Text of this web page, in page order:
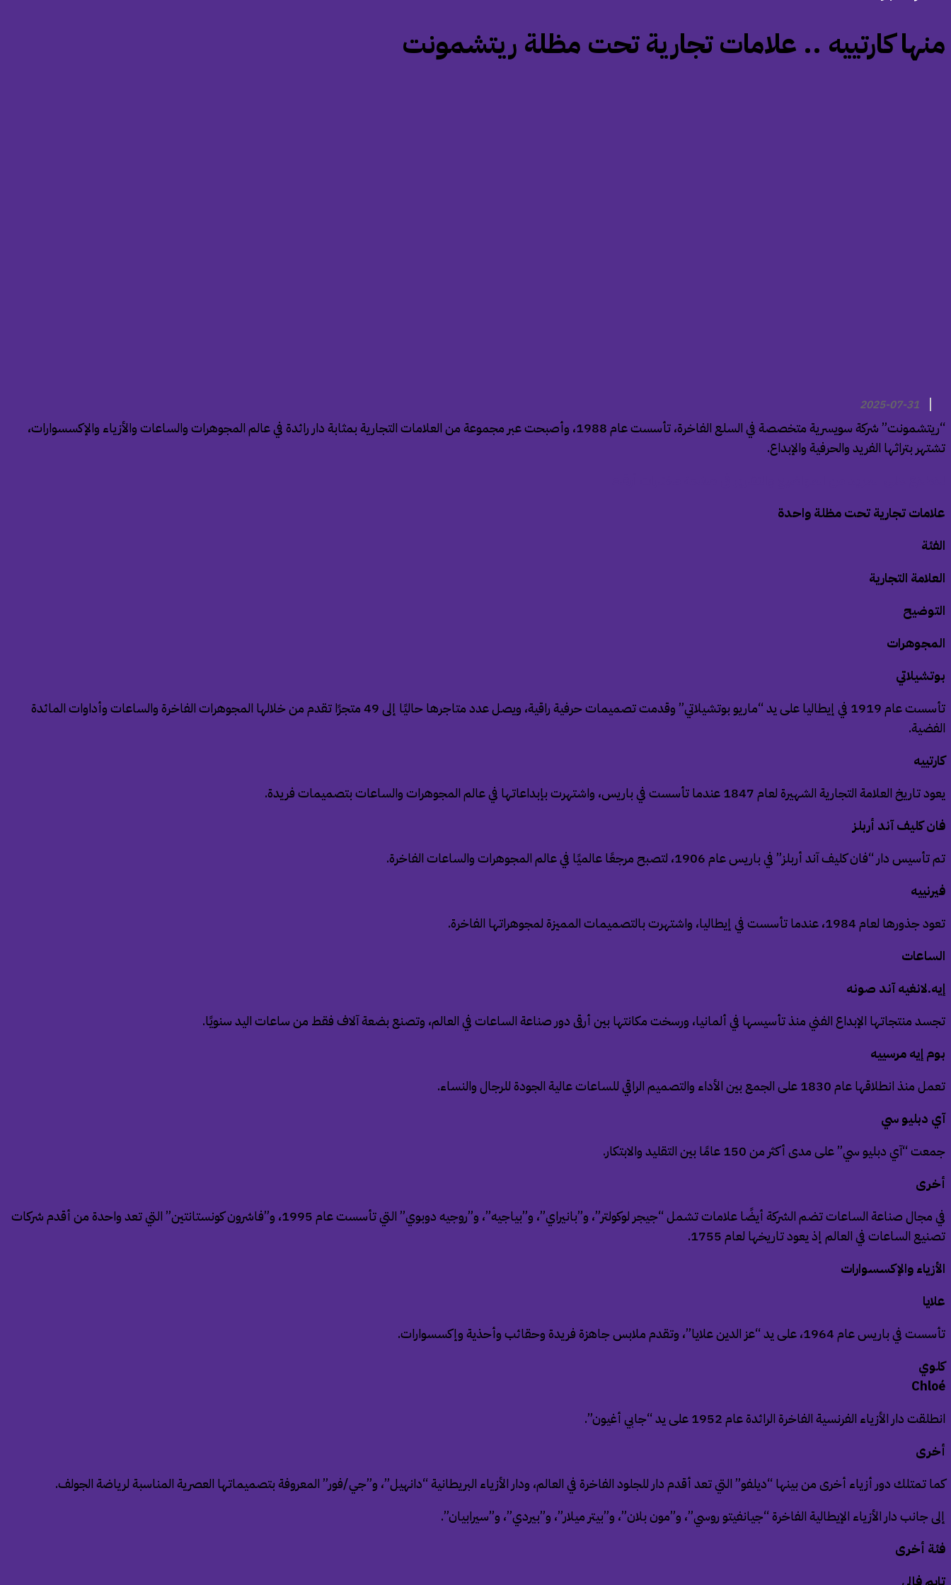
‏منها كارتييه .. علامات تجارية تحت مظلة ريتشمونت
2025-07-31
“ريتشمونت” شركة سويسرية متخصصة في السلع الفاخرة، تأسست عام 1988، وأصبحت عبر مجموعة من العلامات التجارية بمثابة دار رائدة في عالم المجوهرات والساعات والأزياء والإكسسوارات،
تشتهر بتراثها الفريد والحرفية والإبداع.
علامات تجارية تحت مظلة واحدة
الفئة
العلامة التجارية
التوضيح
المجوهرات
بوتشيلاتي
تأسست عام 1919 في إيطاليا على يد “ماريو بوتشيلاتي” وقدمت تصميمات حرفية راقية، ويصل عدد متاجرها حاليًا إلى 49 متجرًا تقدم من خلالها المجوهرات الفاخرة والساعات وأداوات المائدة
الفضية.
كارتييه
يعود تاريخ العلامة التجارية الشهيرة لعام 1847 عندما تأسست في باريس، واشتهرت بإبداعاتها في عالم المجوهرات والساعات بتصميمات فريدة.
فان كليف آند أربلز
تم تأسيس دار “فان كليف آند أربلز” في باريس عام 1906، لتصبح مرجعًا عالميًا في عالم المجوهرات والساعات الفاخرة.
فيرنييه
تعود جذورها لعام 1984، عندما تأسست في إيطاليا، واشتهرت بالتصميمات المميزة لمجوهراتها الفاخرة.
الساعات
إيه.لانغيه آند صونه
تجسد منتجاتها الإبداع الفني منذ تأسيسها في ألمانيا، ورسخت مكانتها بين أرقى دور صناعة الساعات في العالم، وتصنع بضعة آلاف فقط من ساعات اليد سنويًا.
بوم إيه مرسييه
تعمل منذ انطلاقها عام 1830 على الجمع بين الأداء والتصميم الراقي للساعات عالية الجودة للرجال والنساء.
آي دبليو سي
جمعت “آي دبليو سي” على مدى أكثر من 150 عامًا بين التقليد والابتكار.
أخرى
في مجال صناعة الساعات تضم الشركة أيضًا علامات تشمل “جيجر لوكولتر”، و”بانيراي”، و”بياجيه”، و”روجيه دوبوي” التي تأسست عام 1995، و”فاشرون كونستانتين” التي تعد واحدة من أقدم شركات
تصنيع الساعات في العالم إذ يعود تاريخها لعام 1755.
الأزياء والإكسسوارات
علايا
تأسست في باريس عام 1964، على يد “عز الدين علايا”، وتقدم ملابس جاهزة فريدة وحقائب وأحذية وإكسسوارات.
كلوي
Chloé
انطلقت دار الأزياء الفرنسية الفاخرة الرائدة عام 1952 على يد “جابي أغيون”.
أخرى
كما تمتلك دور أزياء أخرى من بينها “ديلفو” التي تعد أقدم دار للجلود الفاخرة في العالم، ودار الأزياء البريطانية “دانهيل”، و”جي/فور” المعروفة بتصميماتها العصرية المناسبة لرياضة الجولف.
إلى جانب دار الأزياء الإيطالية الفاخرة “جيانفيتو روسي”، و”مون بلان”، و”بيتر ميلار”، و”بيردي”، و”سيرابيان”.
فئة أخرى
تايم فالي